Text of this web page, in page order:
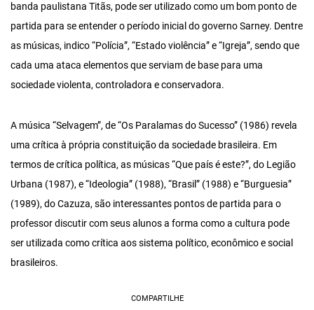
banda paulistana Titãs, pode ser utilizado como um bom ponto de
partida para se entender o período inicial do governo Sarney. Dentre
as músicas, indico “Polícia”, “Estado violência” e “Igreja”, sendo que
cada uma ataca elementos que serviam de base para uma
sociedade violenta, controladora e conservadora.
A música “Selvagem”, de “Os Paralamas do Sucesso” (1986) revela
uma crítica à própria constituição da sociedade brasileira. Em
termos de crítica política, as músicas “Que país é este?”, do Legião
Urbana (1987), e “Ideologia” (1988), “Brasil” (1988) e “Burguesia”
(1989), do Cazuza, são interessantes pontos de partida para o
professor discutir com seus alunos a forma como a cultura pode
ser utilizada como crítica aos sistema político, econômico e social
brasileiros.
COMPARTILHE